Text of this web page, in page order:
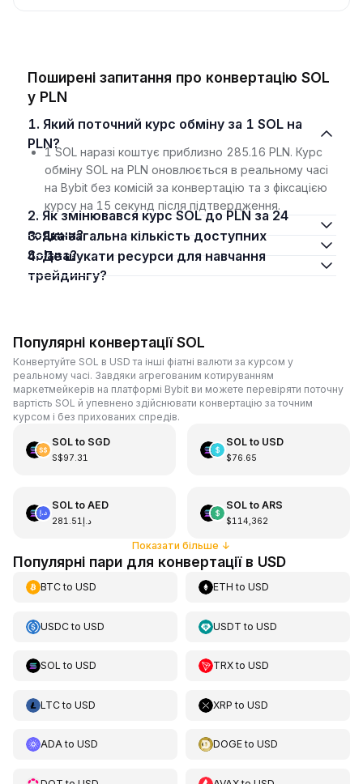
Поширені запитання про конвертацію SOL
у PLN
1. Який поточний курс обміну за 1 SOL на
PLN?
1 SOL наразі коштує приблизно 285.16 PLN. Курс
обміну SOL на PLN оновлюється в реальному часі
на Bybit без комісій за конвертацію та з фіксацією
курсу на 15 секунд після підтвердження.
2. Як змінювався курс SOL до PLN за 24
години?
3. Яка загальна кількість доступних
Solana?
4. Де шукати ресурси для навчання
трейдингу?
Популярні конвертації SOL
Конвертуйте SOL в USD та інші фіатні валюти за курсом у
реальному часі. Завдяки агрегованим котируванням
маркетмейкерів на платформі Bybit ви можете перевіряти поточну
вартість SOL й упевнено здійснювати конвертацію за точним
курсом і без прихованих спредів.
SOLto SGD
S$97.31
SOLto USD
$76.65
SOLto AED
د.إ281.51
SOLto ARS
$114,362
Показати більше ↓
Популярні пари для конвертації в USD
BTCto USD ETH toUSD
USDCto USD USDT toUSD
SOL to USD TRXtoUSD
LTCto USD XRP toUSD
ADAto USD DOGEtoUSD